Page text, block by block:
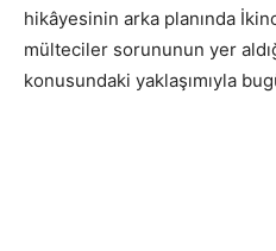
hikâyesinin arka planında
mülteciler sorununun yer
konusundaki yaklaşımıyla